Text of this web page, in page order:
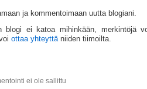
ja kommentoimaan uutta blogiani.
blogi ei katoa mihinkään, merkintöjä
ottaa yhteyttäniiden tiimoilta.
ei ole sallittu